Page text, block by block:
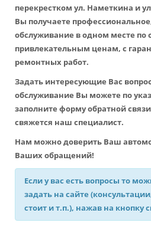
перекрестком ул. Наметкина и
Вы получаете
обслуживание в одном месте по
привлекательным ценам, с
ремонтных работ.
Задать интересующие Вас
обслуживание Вы можете по
заполните форму обратной
свяжется наш специалист.
Нам можно доверить Ваш
Ваших обращений!
Если у вас есть вопросы то
задать на сайте
стоит и т.п.), нажав на кнопку